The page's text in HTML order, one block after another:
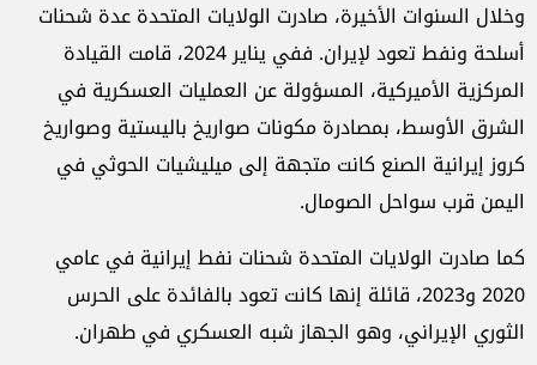
وخلال السنوات الأخيرة، صادرت الولايات المتحدة عدة شحنات
أسلحة ونفط تعود لإيران. ففي يناير 2024، قامت القيادة
المركزية الأميركية، المسؤولة عن العمليات العسكرية في
الشرق الأوسط، بمصادرة مكونات صواريخ باليستية وصواريخ
كروز إيرانية الصنع كانت متجهة إلى ميليشيات الحوثي في
اليمن قرب سواحل الصومال.
كما صادرت الولايات المتحدة شحنات نفط إيرانية في عامي
2020 و2023، قائلة إنها كانت تعود بالفائدة على الحرس
الثوري الإيراني، وهو الجهاز شبه العسكري في طهران.